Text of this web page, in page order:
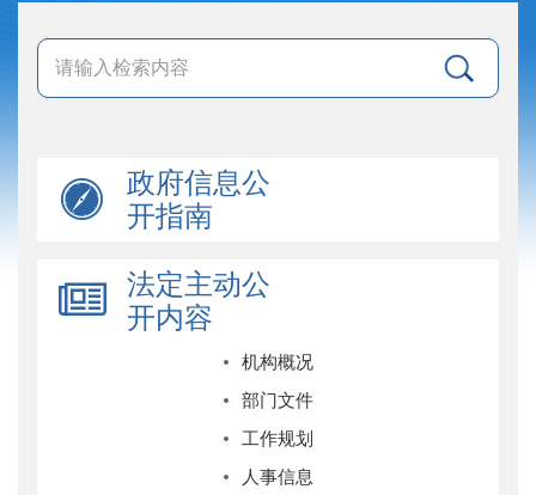
政府信息公
开指南
法定主动公
开内容
机构概况
部门文件
工作规划
人事信息